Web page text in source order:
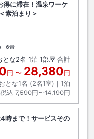
得に滞在！温泉ワーケ
素泊まり＞
6畳
とな2名 1泊 1部屋 合計
円 〜 28,380円
おとな1名 (2名1室)｜ 1泊
税込 7,590円〜14,190円
時まで！サービスその